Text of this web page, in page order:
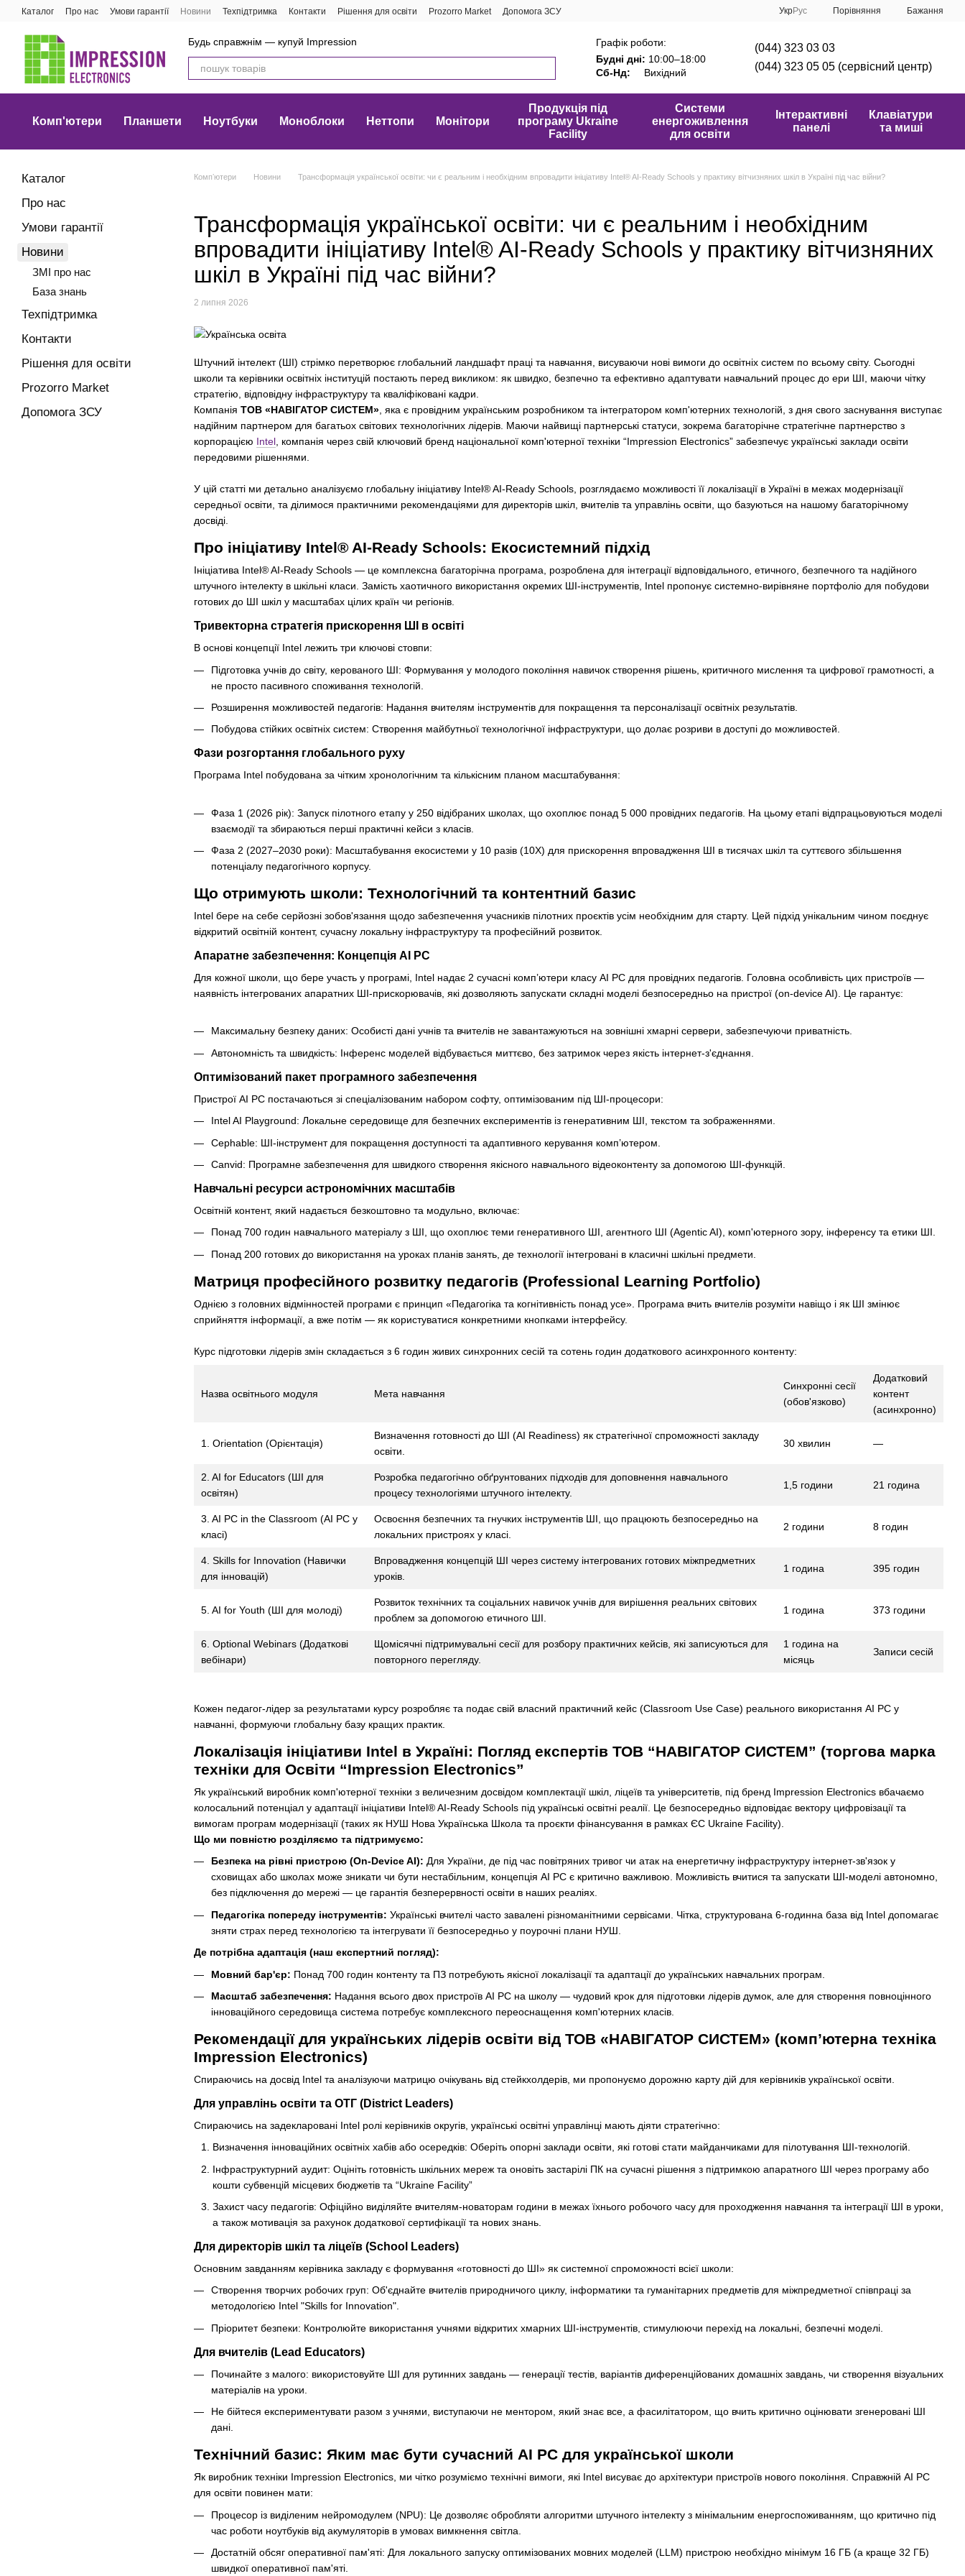
Перейти до основного контенту
Каталог Про нас Умови гарантії Новини Техпідтримка Контакти Рішення для освіти Prozorro Market Допомога ЗСУ УкрРус Порівняння Бажання
Будь справжнім — купуй Impression
Графік роботи:
Будні дні: 10:00–18:00
Сб-Нд:
Вихідний
(044) 323 03 03
(044) 323 05 05 (сервісний центр)
Комп'ютери Планшети Ноутбуки Моноблоки Неттопи Монітори
Продукція під
програму Ukraine
Facility
Системи
енергоживлення
для освіти
Інтерактивні
панелі
Клавіатури
та миші
Компʼютери Новини Трансформація української освіти: чи є реальним і необхідним впровадити ініціативу Intel® AI-Ready Schools у практику вітчизняних шкіл в Україні під час війни?
Трансформація української освіти: чи є реальним і необхідним
впровадити ініціативу Intel® AI-Ready Schools у практику вітчизняних
шкіл в Україні під час війни?
2 липня 2026
Штучний інтелект (ШІ) стрімко перетворює глобальний ландшафт праці та навчання, висуваючи нові вимоги до освітніх систем по всьому світу. Сьогодні
школи та керівники освітніх інституцій постають перед викликом: як швидко, безпечно та ефективно адаптувати навчальний процес до ери ШІ, маючи чітку
стратегію, відповідну інфраструктуру та кваліфіковані кадри.
Компанія ТОВ «НАВІГАТОР СИСТЕМ» , яка є провідним українським розробником та інтегратором комп'ютерних технологій, з дня свого заснування виступає
надійним партнером для багатьох світових технологічних лідерів. Маючи найвищі партнерські статуси, зокрема багаторічне стратегічне партнерство з
корпорацією Intel , компанія через свій ключовий бренд національної комп'ютерної техніки “Impression Electronics” забезпечує українські заклади освіти
передовими рішеннями.
У цій статті ми детально аналізуємо глобальну ініціативу Intel® AI-Ready Schools, розглядаємо можливості її локалізації в Україні в межах модернізації
середньої освіти, та ділимося практичними рекомендаціями для директорів шкіл, вчителів та управлінь освіти, що базуються на нашому багаторічному
досвіді.
Про ініціативу Intel® AI-Ready Schools: Екосистемний підхід
Ініціатива Intel® AI-Ready Schools — це комплексна багаторічна програма, розроблена для інтеграції відповідального, етичного, безпечного та надійного
штучного інтелекту в шкільні класи. Замість хаотичного використання окремих ШІ-інструментів, Intel пропонує системно-вирівняне портфоліо для побудови
готових до ШІ шкіл у масштабах цілих країн чи регіонів.
Тривекторна стратегія прискорення ШІ в освіті
В основі концепції Intel лежить три ключові стовпи:
Підготовка учнів до світу, керованого ШІ: Формування у молодого покоління навичок створення рішень, критичного мислення та цифрової грамотності, а
не просто пасивного споживання технологій.
Розширення можливостей педагогів: Надання вчителям інструментів для покращення та персоналізації освітніх результатів.
Побудова стійких освітніх систем: Створення майбутньої технологічної інфраструктури, що долає розриви в доступі до можливостей.
Фази розгортання глобального руху
Програма Intel побудована за чітким хронологічним та кількісним планом масштабування:
Фаза 1 (2026 рік): Запуск пілотного етапу у 250 відібраних школах, що охоплює понад 5 000 провідних педагогів. На цьому етапі відпрацьовуються моделі
взаємодії та збираються перші практичні кейси з класів.
Фаза 2 (2027–2030 роки): Масштабування екосистеми у 10 разів (10X) для прискорення впровадження ШІ в тисячах шкіл та суттєвого збільшення
потенціалу педагогічного корпусу.
Що отримують школи: Технологічний та контентний базис
Intel бере на себе серйозні зобов'язання щодо забезпечення учасників пілотних проєктів усім необхідним для старту. Цей підхід унікальним чином поєднує
відкритий освітній контент, сучасну локальну інфраструктуру та професійний розвиток.
Апаратне забезпечення: Концепція AI PC
Для кожної школи, що бере участь у програмі, Intel надає 2 сучасні комп’ютери класу AI PC для провідних педагогів. Головна особливість цих пристроїв —
наявність інтегрованих апаратних ШІ-прискорювачів, які дозволяють запускати складні моделі безпосередньо на пристрої (on-device AI). Це гарантує:
Максимальну безпеку даних: Особисті дані учнів та вчителів не завантажуються на зовнішні хмарні сервери, забезпечуючи приватність.
Автономність та швидкість: Інференс моделей відбувається миттєво, без затримок через якість інтернет-з'єднання.
Оптимізований пакет програмного забезпечення
Пристрої AI PC постачаються зі спеціалізованим набором софту, оптимізованим під ШІ-процесори:
Intel AI Playground: Локальне середовище для безпечних експериментів із генеративним ШІ, текстом та зображеннями.
Cephable: ШІ-інструмент для покращення доступності та адаптивного керування комп’ютером.
Canvid: Програмне забезпечення для швидкого створення якісного навчального відеоконтенту за допомогою ШІ-функцій.
Навчальні ресурси астрономічних масштабів
Освітній контент, який надається безкоштовно та модульно, включає:
Понад 700 годин навчального матеріалу з ШІ, що охоплює теми генеративного ШІ, агентного ШІ (Agentic AI), комп'ютерного зору, інференсу та етики ШІ.
Понад 200 готових до використання на уроках планів занять, де технології інтегровані в класичні шкільні предмети.
Матриця професійного розвитку педагогів (Professional Learning Portfolio)
Однією з головних відмінностей програми є принцип «Педагогіка та когнітивність понад усе». Програма вчить вчителів розуміти навіщо і як ШІ змінює
сприйняття інформації, а вже потім — як користуватися конкретними кнопками інтерфейсу.
Курс підготовки лідерів змін складається з 6 годин живих синхронних сесій та сотень годин додаткового асинхронного контенту:
Назва освітнього модуля Мета навчання
Синхронні сесії
(обов'язково)
Додатковий
контент
(асинхронно)
1. Orientation (Орієнтація)
Визначення готовності до ШІ (AI Readiness) як стратегічної спроможності закладу
освіти.
30 хвилин —
2. AI for Educators (ШІ для
освітян)
Розробка педагогічно обґрунтованих підходів для доповнення навчального
процесу технологіями штучного інтелекту.
1,5 години 21 година
3. AI PC in the Classroom (AI PC у
класі)
Освоєння безпечних та гнучких інструментів ШІ, що працюють безпосередньо на
локальних пристроях у класі.
2 години 8 годин
4. Skills for Innovation (Навички
для інновацій)
Впровадження концепцій ШІ через систему інтегрованих готових міжпредметних
уроків.
1 година 395 годин
5. AI for Youth (ШІ для молоді)
Розвиток технічних та соціальних навичок учнів для вирішення реальних світових
проблем за допомогою етичного ШІ.
1 година 373 години
6. Optional Webinars (Додаткові
вебінари)
Щомісячні підтримувальні сесії для розбору практичних кейсів, які записуються для
повторного перегляду.
1 година на
місяць
Записи сесій
Кожен педагог-лідер за результатами курсу розробляє та подає свій власний практичний кейс (Classroom Use Case) реального використання AI PC у
навчанні, формуючи глобальну базу кращих практик.
Локалізація ініціативи Intel в Україні: Погляд експертів ТОВ “НАВІГАТОР СИСТЕМ” (торгова марка
техніки для Освіти “Impression Electronics”
Як український виробник комп'ютерної техніки з величезним досвідом комплектації шкіл, ліцеїв та університетів, під бренд Impression Electronics вбачаємо
колосальний потенціал у адаптації ініціативи Intel® AI-Ready Schools під українські освітні реалії. Це безпосередньо відповідає вектору цифровізації та
вимогам програм модернізації (таких як НУШ Нова Українська Школа та проєкти фінансування в рамках ЄС Ukraine Facility).
Що ми повністю розділяємо та підтримуємо:
Безпека на рівні пристрою (On-Device AI): Для України, де під час повітряних тривог чи атак на енергетичну інфраструктуру інтернет-зв'язок у
сховищах або школах може зникати чи бути нестабільним, концепція AI PC є критично важливою. Можливість вчитися та запускати ШІ-моделі автономно,
без підключення до мережі — це гарантія безперервності освіти в наших реаліях.
Педагогіка попереду інструментів: Українські вчителі часто завалені різноманітними сервісами. Чітка, структурована 6-годинна база від Intel допомагає
зняти страх перед технологією та інтегрувати її безпосередньо у поурочні плани НУШ.
Де потрібна адаптація (наш експертний погляд):
Мовний бар'єр: Понад 700 годин контенту та ПЗ потребують якісної локалізації та адаптації до українських навчальних програм.
Масштаб забезпечення: Надання всього двох пристроїв AI PC на школу — чудовий крок для підготовки лідерів думок, але для створення повноцінного
інноваційного середовища система потребує комплексного переоснащення комп'ютерних класів.
Рекомендації для українських лідерів освіти від ТОВ «НАВІГАТОР СИСТЕМ» (комп’ютерна техніка
Impression Electronics)
Спираючись на досвід Intel та аналізуючи матрицю очікувань від стейкхолдерів, ми пропонуємо дорожню карту дій для керівників української освіти.
Для управлінь освіти та ОТГ (District Leaders)
Спираючись на задекларовані Intel ролі керівників округів, українські освітні управлінці мають діяти стратегічно:
Визначення інноваційних освітніх хабів або осередків: Оберіть опорні заклади освіти, які готові стати майданчиками для пілотування ШІ-технологій.
Інфраструктурний аудит: Оцініть готовність шкільних мереж та оновіть застарілі ПК на сучасні рішення з підтримкою апаратного ШІ через програму або
кошти субвенцій місцевих бюджетів та “Ukraine Facility”
Захист часу педагогів: Офіційно виділяйте вчителям-новаторам години в межах їхнього робочого часу для проходження навчання та інтеграції ШІ в уроки,
а також мотивація за рахунок додаткової сертифікації та нових знань.
Для директорів шкіл та ліцеїв (School Leaders)
Основним завданням керівника закладу є формування «готовності до ШІ» як системної спроможності всієї школи:
Створення творчих робочих груп: Об'єднайте вчителів природничого циклу, інформатики та гуманітарних предметів для міжпредметної співпраці за
методологією Intel "Skills for Innovation".
Пріоритет безпеки: Контролюйте використання учнями відкритих хмарних ШІ-інструментів, стимулюючи перехід на локальні, безпечні моделі.
Для вчителів (Lead Educators)
Починайте з малого: використовуйте ШІ для рутинних завдань — генерації тестів, варіантів диференційованих домашніх завдань, чи створення візуальних
матеріалів на уроки.
Не бійтеся експериментувати разом з учнями, виступаючи не ментором, який знає все, а фасилітатором, що вчить критично оцінювати згенеровані ШІ
дані.
Технічний базис: Яким має бути сучасний AI PC для української школи
Як виробник техніки Impression Electronics, ми чітко розуміємо технічні вимоги, які Intel висуває до архітектури пристроїв нового покоління. Справжній AI PC
для освіти повинен мати:
Процесор із виділеним нейромодулем (NPU): Це дозволяє обробляти алгоритми штучного інтелекту з мінімальним енергоспоживанням, що критично під
час роботи ноутбуків від акумуляторів в умовах вимкнення світла.
Достатній обсяг оперативної пам'яті: Для локального запуску оптимізованих мовних моделей (LLM) пристрою необхідно мінімум 16 ГБ (а краще 32 ГБ)
швидкої оперативної пам'яті.
Каталог
Про нас
Умови гарантії
Новини
ЗМІ про нас
База знань
Техпідтримка
Контакти
Рішення для освіти
Prozorro Market
Допомога ЗСУ